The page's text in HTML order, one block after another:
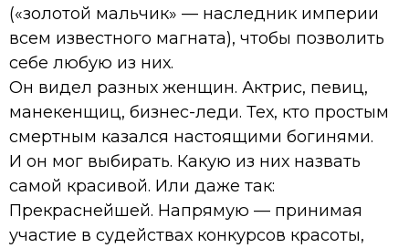
(«золотой мальчик» — наследник империи
всем известного магната), чтобы позволить
себе любую из них.
Он видел разных женщин. Актрис, певиц,
манекенщиц, бизнес-леди. Тех, кто простым
смертным казался настоящими богинями.
И он мог выбирать. Какую из них назвать
самой красивой. Или даже так:
Прекраснейшей. Напрямую — принимая
участие в судействах конкурсов красоты,